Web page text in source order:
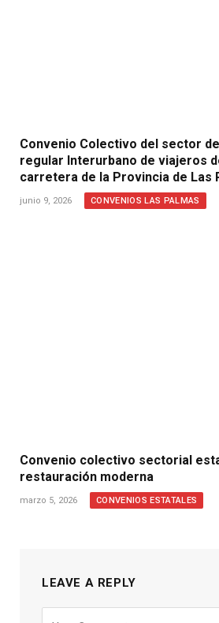
Convenio Colectivo del sector
regular Interurbano de viajeros
carretera de la Provincia de Las
junio 9, 2026 CONVENIOS LAS PALMAS
Convenio colectivo sectorial
restauración moderna
marzo 5, 2026 CONVENIOS ESTATALES
LEAVE A REPLY